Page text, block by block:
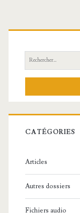
R
e
h
r
c
:
CATÉGORIES
Articles
Autres dossiers
Fichiers audio